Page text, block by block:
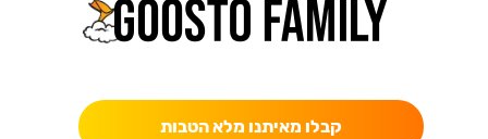
קבלו מאיתנו מלא הטבות